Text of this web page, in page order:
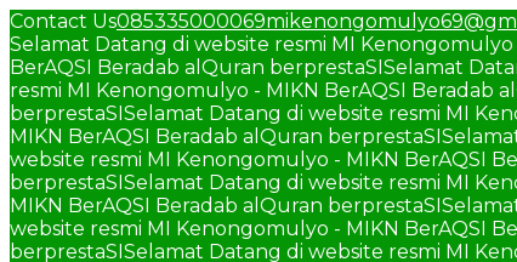
Contact Us085335000069
Selamat Datang di website resmi MI
BerAQSI Beradab alQuran berprestaSISelamat
resmi MI Kenongomulyo - MIKN BerAQSI Beradab
berprestaSISelamat Datang di website resmi MI
MIKN BerAQSI Beradab alQuran berprestaSI
website resmi MI Kenongomulyo - MIKN BerAQSI
berprestaSISelamat Datang di website resmi MI
MIKN BerAQSI Beradab alQuran berprestaSI
website resmi MI Kenongomulyo - MIKN BerAQSI
berprestaSISelamat Datang di website resmi MI